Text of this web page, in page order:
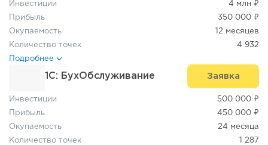
Инвестиции 4 млн ₽
Прибыль 350 000 ₽
Окупаемость 12 месяцев
Количество точек 4 932
Подробнее
1C: БухОбслуживание Заявка
Инвестиции 500 000 ₽
Прибыль 450 000 ₽
Окупаемость 24 месяца
Количество точек 1 287